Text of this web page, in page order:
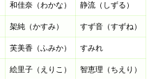
和佳奈（わかな） 静流（しずる）
架純（かすみ） すず音（すずね）
芙美香（ふみか） すみれ
絵里子（えりこ） 智恵理（ちえり）